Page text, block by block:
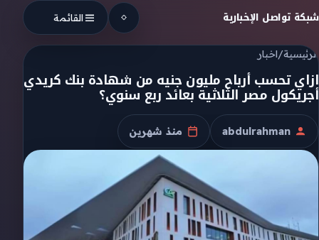
Skip to content
شبكة تواصل الإخبارية القائمة
الرئيسية/اخبار
ازاي تحسب أرباح مليون جنيه من شهادة بنك كريدي
أجريكول مصر الثلاثية بعائد ربع سنوي؟
الكاتب
abdulrahman
تاريخ النشر
منذ شهرين